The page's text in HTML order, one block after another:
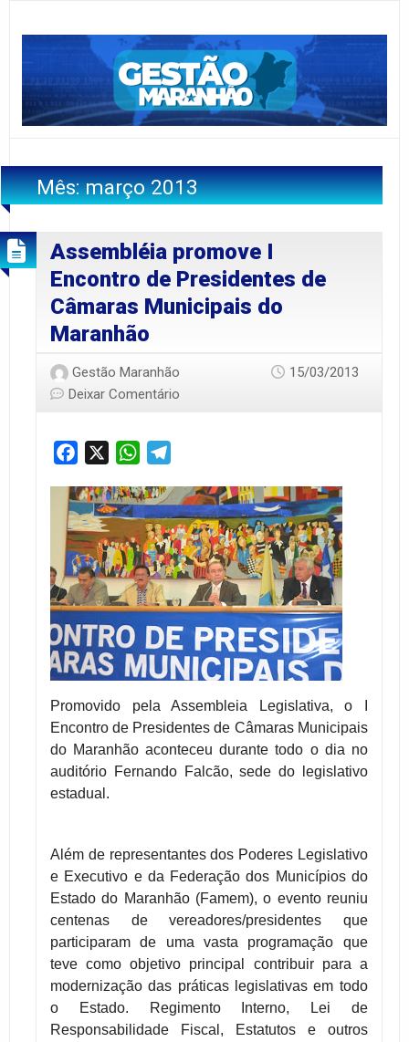
Mês:março 2013
Assembléia promove I
Encontro de Presidentes de
Câmaras Municipais do
Maranhão
Gestão Maranhão
15/03/2013
Deixar Comentário
Facebook WhatsApp
Promovido pela Assembleia Legislativa, o I
Encontro de Presidentes de Câmaras Municipais
do Maranhão aconteceu durante todo o dia no
auditório Fernando Falcão, sede do legislativo
estadual.
Além de representantes dos Poderes Legislativo
e Executivo e da Federação dos Municípios do
Estado do Maranhão (Famem), o evento reuniu
centenas de vereadores/presidentes que
participaram de uma vasta programação que
teve como objetivo principal contribuir para a
modernização das práticas legislativas em todo
o Estado.
Regimento Interno, Lei de
Responsabilidade Fiscal, Estatutos e outros